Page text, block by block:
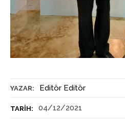
YAZAR: Editör Editör
TARIH: 04/12/2021